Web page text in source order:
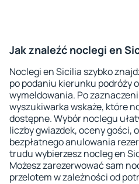
Jak znaleźć noclegi en
Noclegi en Sicilia szybko
po podaniu kierunku podróży
wymeldowania. Po
wyszukiwarka wskaże, które
dostępne. Wybór noclegu
liczby gwiazdek, oceny gości,
bezpłatnego anulowania
trudu wybierzesz nocleg en
Możesz zarezerwować sam
przelotem w zależności od